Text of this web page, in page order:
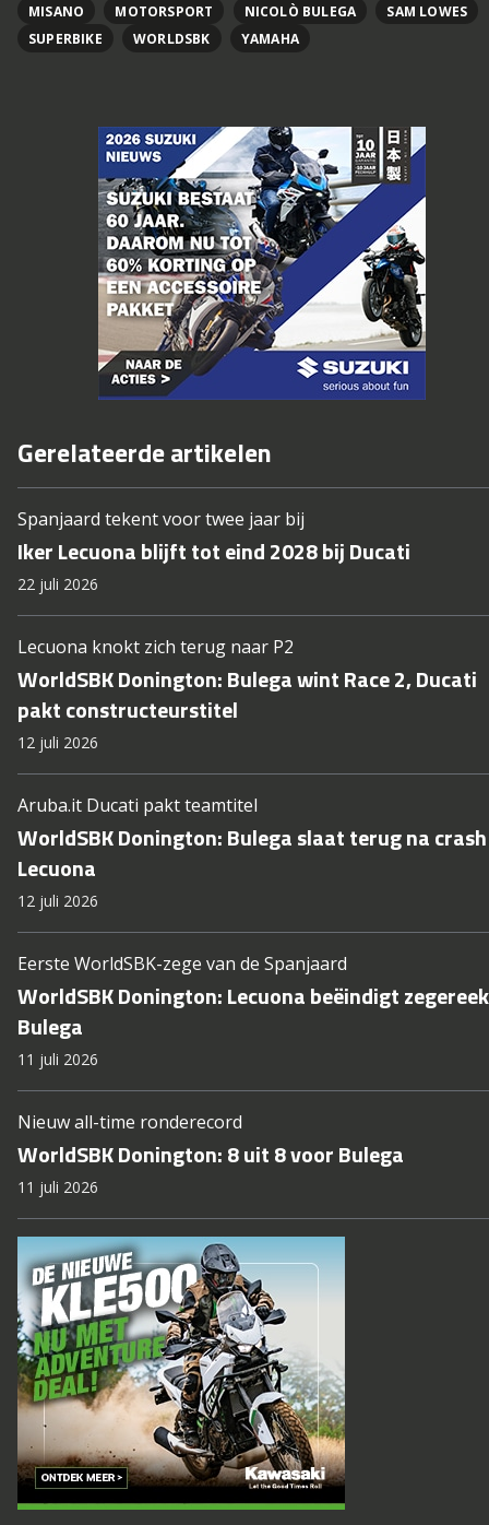
MISANO
MOTORSPORT NICOLÒ BULEGA
SAM LOWES
SUPERBIKE
WORLDSBK YAMAHA
Gerelateerde artikelen
Spanjaard tekent voor twee jaar bij
Iker Lecuona blijft tot eind 2028 bij Ducati
22 juli 2026
Lecuona knokt zich terug naar P2
WorldSBK Donington: Bulega wint Race 2, Ducati
pakt constructeurstitel
12 juli 2026
Aruba.it Ducati pakt teamtitel
WorldSBK Donington: Bulega slaat terug na crash
Lecuona
12 juli 2026
Eerste WorldSBK-zege van de Spanjaard
WorldSBK Donington: Lecuona beëindigt
Bulega
11 juli 2026
Nieuw all-time ronderecord
WorldSBK Donington: 8 uit 8 voor Bulega
11 juli 2026